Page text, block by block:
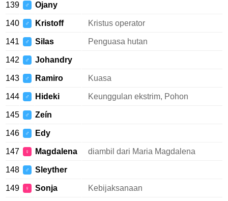
139 ♂ Ojany
140 ♂ Kristoff Kristus operator
141 ♂ Silas Penguasa hutan
142 ♂ Johandry
143 ♂ Ramiro Kuasa
144 ♂ Hideki Keunggulan ekstrim, Pohon
145 ♂ Zeín
146 ♂ Edy
147 ♀ Magdalena diambil dari Maria Magdalena
148 ♂ Sleyther
149 ♀ Sonja Kebijaksanaan